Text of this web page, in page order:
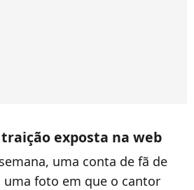
exposta na web
uma conta de fã de
uma foto em que o cantor